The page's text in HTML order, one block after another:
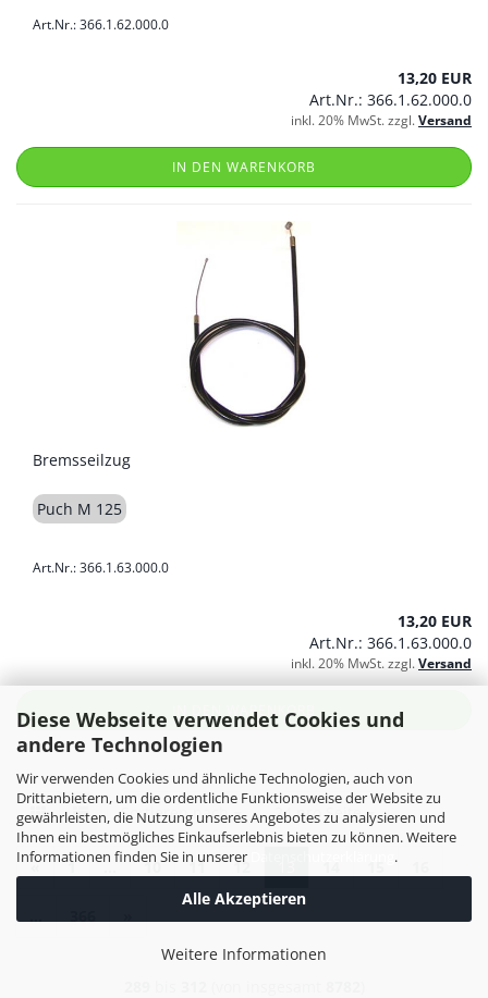
Diese Webseite verwendet Cookies und
andere Technologien
Wir verwenden Cookies und ähnliche Technologien, auch von
Drittanbietern, um die ordentliche Funktionsweise der Website zu
gewährleisten, die Nutzung unseres Angebotes zu analysieren und
Ihnen ein bestmögliches Einkaufserlebnis bieten zu können. Weitere
Informationen finden Sie in unserer
.
Alle Akzeptieren
Weitere Informationen
Art.Nr.: 366.1.62.000.0
13,20 EUR
Art.Nr.: 366.1.62.000.0
inkl. 20% MwSt. zzgl.Versand
IN DEN WARENKORB
Bremsseilzug
Puch M 125
Art.Nr.: 366.1.63.000.0
13,20 EUR
Art.Nr.: 366.1.63.000.0
inkl. 20% MwSt. zzgl.Versand
IN DEN WARENKORB
Sortieren nach
Sortieren nach 24 pro Seite
pro Seite
« 1 ... 10 11 12